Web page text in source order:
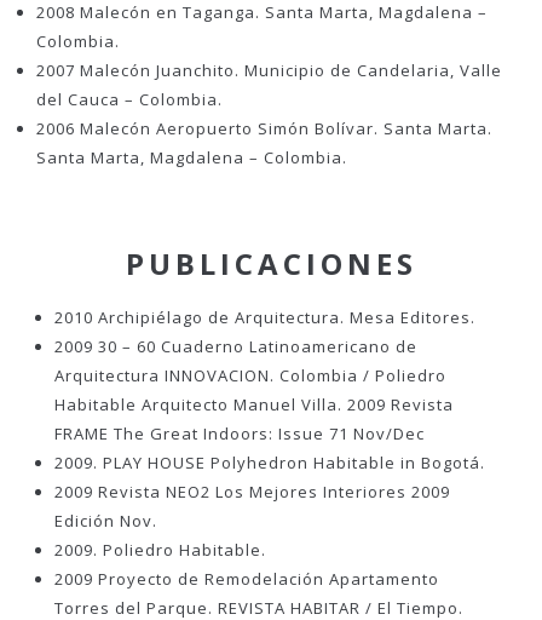
2008 Malecón en Taganga. Santa Marta, Magdalena –
Colombia.
2007 Malecón Juanchito. Municipio de Candelaria, Valle
del Cauca – Colombia.
2006 Malecón Aeropuerto Simón Bolívar. Santa Marta.
Santa Marta, Magdalena – Colombia.
PUBLICACIONES
2010 Archipiélago de Arquitectura. Mesa Editores.
2009 30 – 60 Cuaderno Latinoamericano de
Arquitectura INNOVACION. Colombia / Poliedro
Habitable Arquitecto Manuel Villa. 2009 Revista
FRAME The Great Indoors: Issue 71 Nov/Dec
2009. PLAY HOUSE Polyhedron Habitable in Bogotá.
2009 Revista NEO2 Los Mejores Interiores 2009
Edición Nov.
2009. Poliedro Habitable.
2009 Proyecto de Remodelación Apartamento
Torres del Parque. REVISTA HABITAR / El Tiempo.